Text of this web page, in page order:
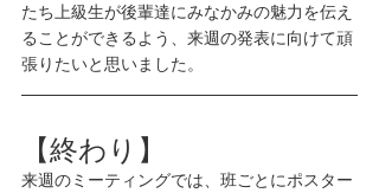
たち上級生が後輩達にみなかみの魅力を伝え
ることができるよう、来週の発表に向けて頑
張りたいと思いました。
【終わり】
来週のミーティングでは、班ごとにポスター